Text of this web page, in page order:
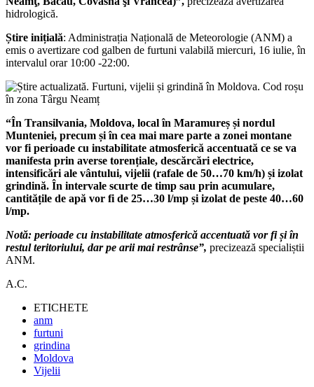
hidrologică.
Știre inițială: Administrația Națională de Meteorologie (ANM) a
emis o avertizare cod galben de furtuni valabilă miercuri, 16 iulie, în
intervalul orar 10:00 -22:00.
“În Transilvania, Moldova, local în Maramureș și nordul
Munteniei, precum și în cea mai mare parte a zonei montane
vor fi perioade cu instabilitate atmosferică accentuată ce se va
manifesta prin averse torențiale, descărcări electrice,
intensificări ale vântului, vijelii (rafale de 50…70 km/h) și izolat
grindină. În intervale scurte de timp sau prin acumulare,
cantitățile de apă vor fi de 25…30 l/mp și izolat de peste 40…60
l/mp.
Notă: perioade cu instabilitate atmosferică accentuată vor fi și în
restul teritoriului, dar pe arii mai restrânse”, precizează specialiștii
ANM.
A.C.
ETICHETE
anm
furtuni
grindina
Moldova
Vijelii